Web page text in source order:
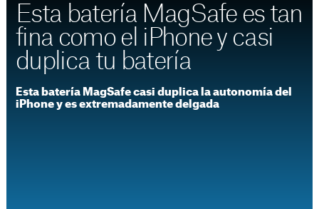
Esta batería MagSafe es tan
fina como el iPhone y casi
duplica tu batería
Esta batería MagSafe casi duplica la autonomía del
iPhone y es extremadamente delgada